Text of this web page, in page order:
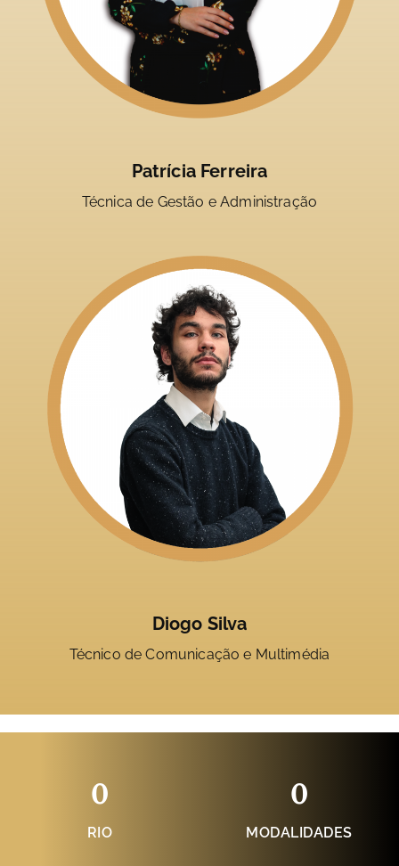
Patrícia Ferreira
Técnica de Gestão e Administração
Diogo Silva
Técnico de Comunicação e Multimédia
RIO
0
MODALIDADES
0